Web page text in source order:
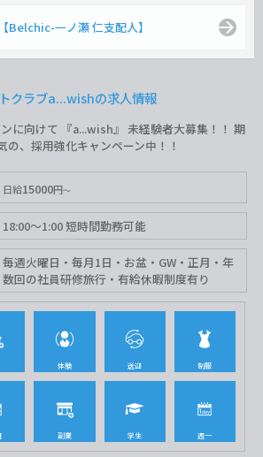
Belchic-一ノ瀬 仁支配人】
クラブa...wishの求人情報
に向けて 『a...wish』 未経験者大募集！！ 期
の、採用強化キャンペーン中！！
日給15000円
18:00〜1:00 短時間勤務可能
毎週火曜日・毎月1日・お盆・GW・正月・年
数回の社員研修旅行・有給休暇制度有り
体験 送迎 制服
副業 学生 週一